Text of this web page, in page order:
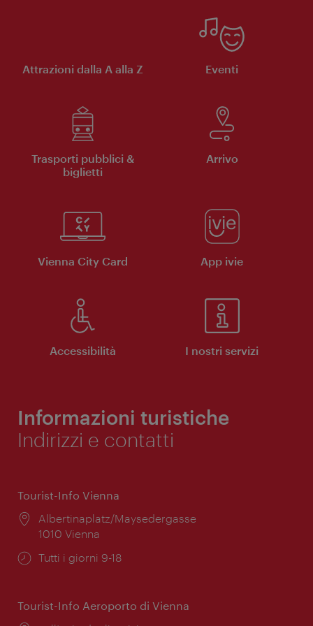
Attrazioni dalla A alla Z Eventi
Trasporti pubblici &
biglietti
Arrivo
Vienna City Card App ivie
Accessibilità I nostri servizi
Informazioni turistiche
Indirizzi e contatti
Tourist-Info Vienna
Posizione:
Albertinaplatz/Maysedergasse
1010 Vienna
Orari
Tutti i giorni 9-18
Tourist-Info Aeroporto di Vienna